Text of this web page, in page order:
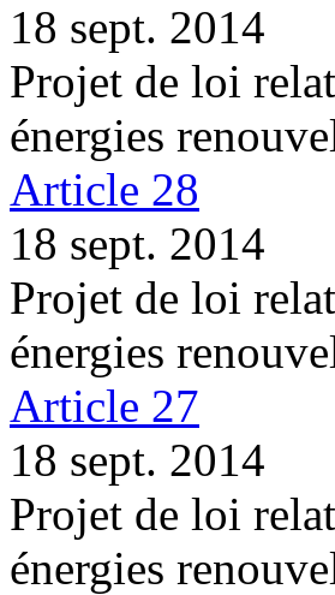
18 sept. 2014
Projet de loi
énergies
Article 28
18 sept. 2014
Projet de loi
énergies
Article 27
18 sept. 2014
Projet de loi
énergies